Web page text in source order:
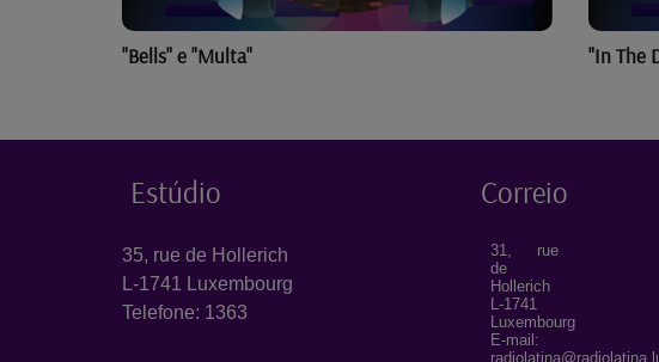
"Bells" e "Multa" "In The
Estúdio
35, rue de Hollerich
L-1741 Luxembourg
Telefone: 1363
Correio
31, rue
de
Hollerich
L-1741
Luxembourg
E-mail: